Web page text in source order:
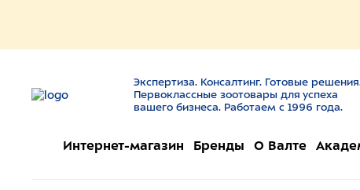
Экспертиза. Консалтинг. Готовые
Первоклассные зоотовары для успеха
вашего бизнеса. Работаем с 1996 года.
Интернет-магазин Бренды О Валте